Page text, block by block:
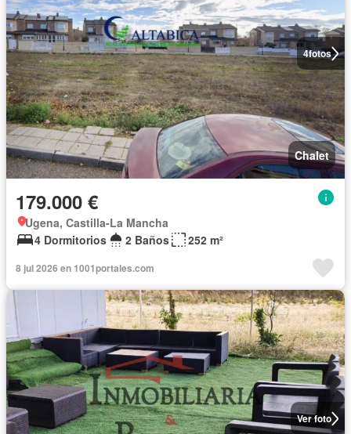
4fotos
Chalet
179.000 €
Ugena, Castilla-La Mancha
4 Dormitorios
2 Baños 252 m²
8 jul 2026 en 1001portales.com
Ver foto